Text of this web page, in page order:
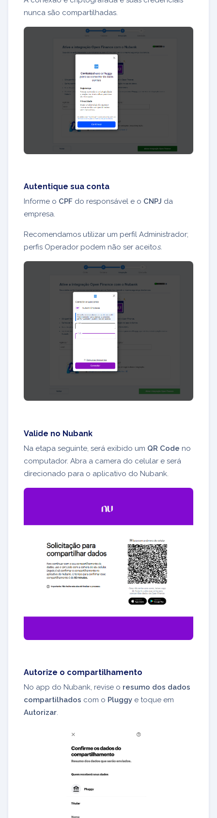
nunca são compartilhadas.
Autentique sua conta
Informe o CPF do responsável e o CNPJ da
empresa.
Recomendamos utilizar um perfil Administrador;
perfis Operador podem não ser aceitos.
Valide no Nubank
Na etapa seguinte, será exibido um QR Code no
computador. Abra a camera do celular e será
direcionado para o aplicativo do Nubank.
Autorize o compartilhamento
No app do Nubank, revise o resumo dos dados
compartilhados com o Pluggy e toque em
Autorizar.